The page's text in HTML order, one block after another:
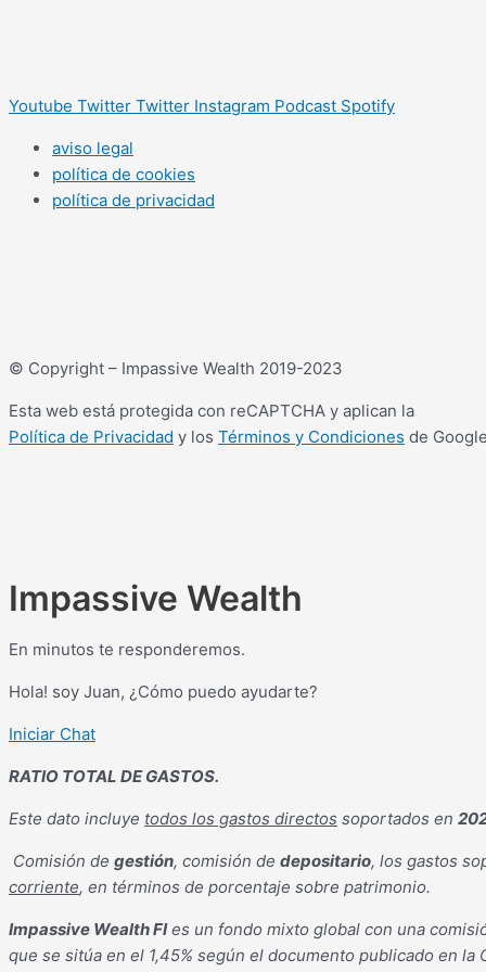
Youtube Twitter Twitter Instagram Podcast Spotify
aviso legal
política de cookies
política de privacidad
© Copyright – Impassive Wealth 2019-2023
Esta web está protegida con reCAPTCHA y aplican la
Política de Privacidad y los Términos y Condiciones de
Impassive Wealth
En minutos te responderemos.
Hola! soy Juan, ¿Cómo puedo ayudarte?
Iniciar Chat
RATIO TOTAL DE GASTOS.
Este dato incluye todos los gastos directos soportados en
Comisión de gestión, comisión de depositario, los gastos
corriente, en términos de porcentaje sobre patrimonio.
Impassive Wealth FIes un fondo mixto global con una
que se sitúa en el 1,45% según el documento publicado en